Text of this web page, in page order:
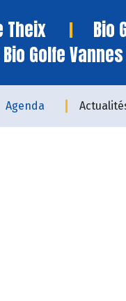
Theix Bio
Golfe
Agenda